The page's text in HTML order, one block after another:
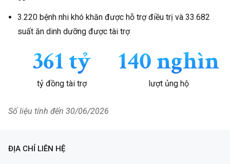
PTH
Mặt trời
28/7/2026
Tap the nha RWD Hope 28/7/2026 50.000
Nguyen Quy
Mặt trời
28/7/2026
3.220 bệnh nhi khó khăn được hỗ trợ điều trị và 33.682
suất ăn dinh dưỡng được tài trợ
361 tỷ
tỷ đồng tài trợ
140 nghìn
lượt ủng hộ
Số liệu tính đến 30/06/2026
ĐỊA CHỈ LIÊN HỆ